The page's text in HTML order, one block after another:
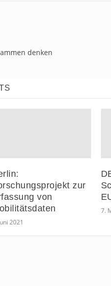
denken
zur
von
2021
7.